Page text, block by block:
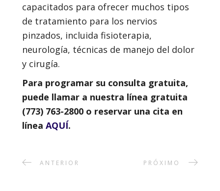
capacitados para ofrecer muchos tipos
de tratamiento para los nervios
pinzados, incluida fisioterapia,
neurología, técnicas de manejo del dolor
y cirugía.
Para programar su consulta gratuita,
puede llamar a nuestra línea gratuita
(773) 763-2800 o reservar una cita en
línea AQUÍ.
ANTERIOR PRÓXIMO